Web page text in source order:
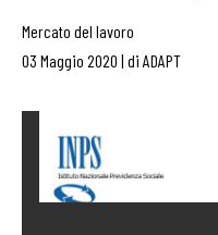
Mercato del lavoro
03 Maggio 2020 | di ADAPT